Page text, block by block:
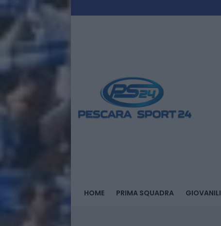
HOME PRIMA SQUADRA GIOVANILI